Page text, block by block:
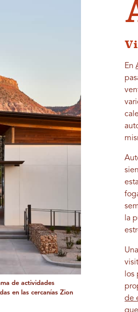
de actividades
en las cercanías Zion
En
la
los
de